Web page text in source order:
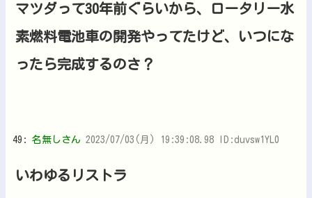
マツダって30年前ぐらいから、ロータリー水
素燃料電池車の開発やってたけど、いつにな
ったら完成するのさ？
49: 名無しさん 2023/07/03(月) 19:39:08.98 ID:duvsw1YL0
いわゆるリストラ